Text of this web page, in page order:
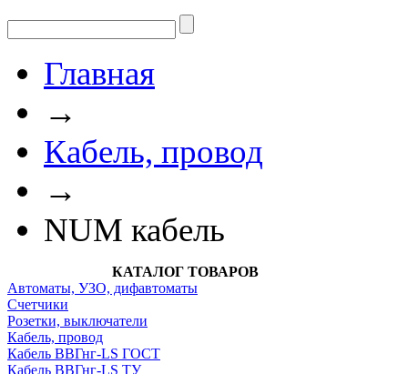
Главная
→
Кабель, провод
→
NUM кабель
КАТАЛОГ ТОВАРОВ
Автоматы, УЗО, дифавтоматы
Счетчики
Розетки, выключатели
Кабель, провод
Кабель ВВГнг-LS ГОСТ
Кабель ВВГнг-LS ТУ